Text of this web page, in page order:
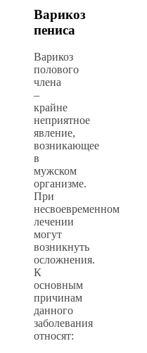
Варикоз
пениса
Варикоз
полового
члена
–
крайне
неприятное
явление,
возникающее
в
мужском
организме.
При
несвоевременном
лечении
могут
возникнуть
осложнения.
К
основным
причинам
данного
заболевания
относят: